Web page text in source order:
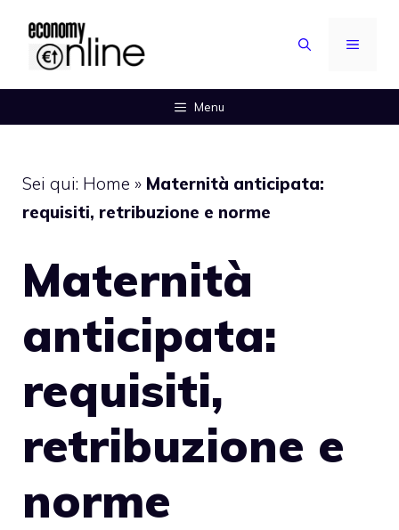
contenuto
MENU
Menu
Sei qui: Home » Maternità anticipata:
requisiti, retribuzione e norme
Maternità
anticipata:
requisiti,
retribuzione e
norme